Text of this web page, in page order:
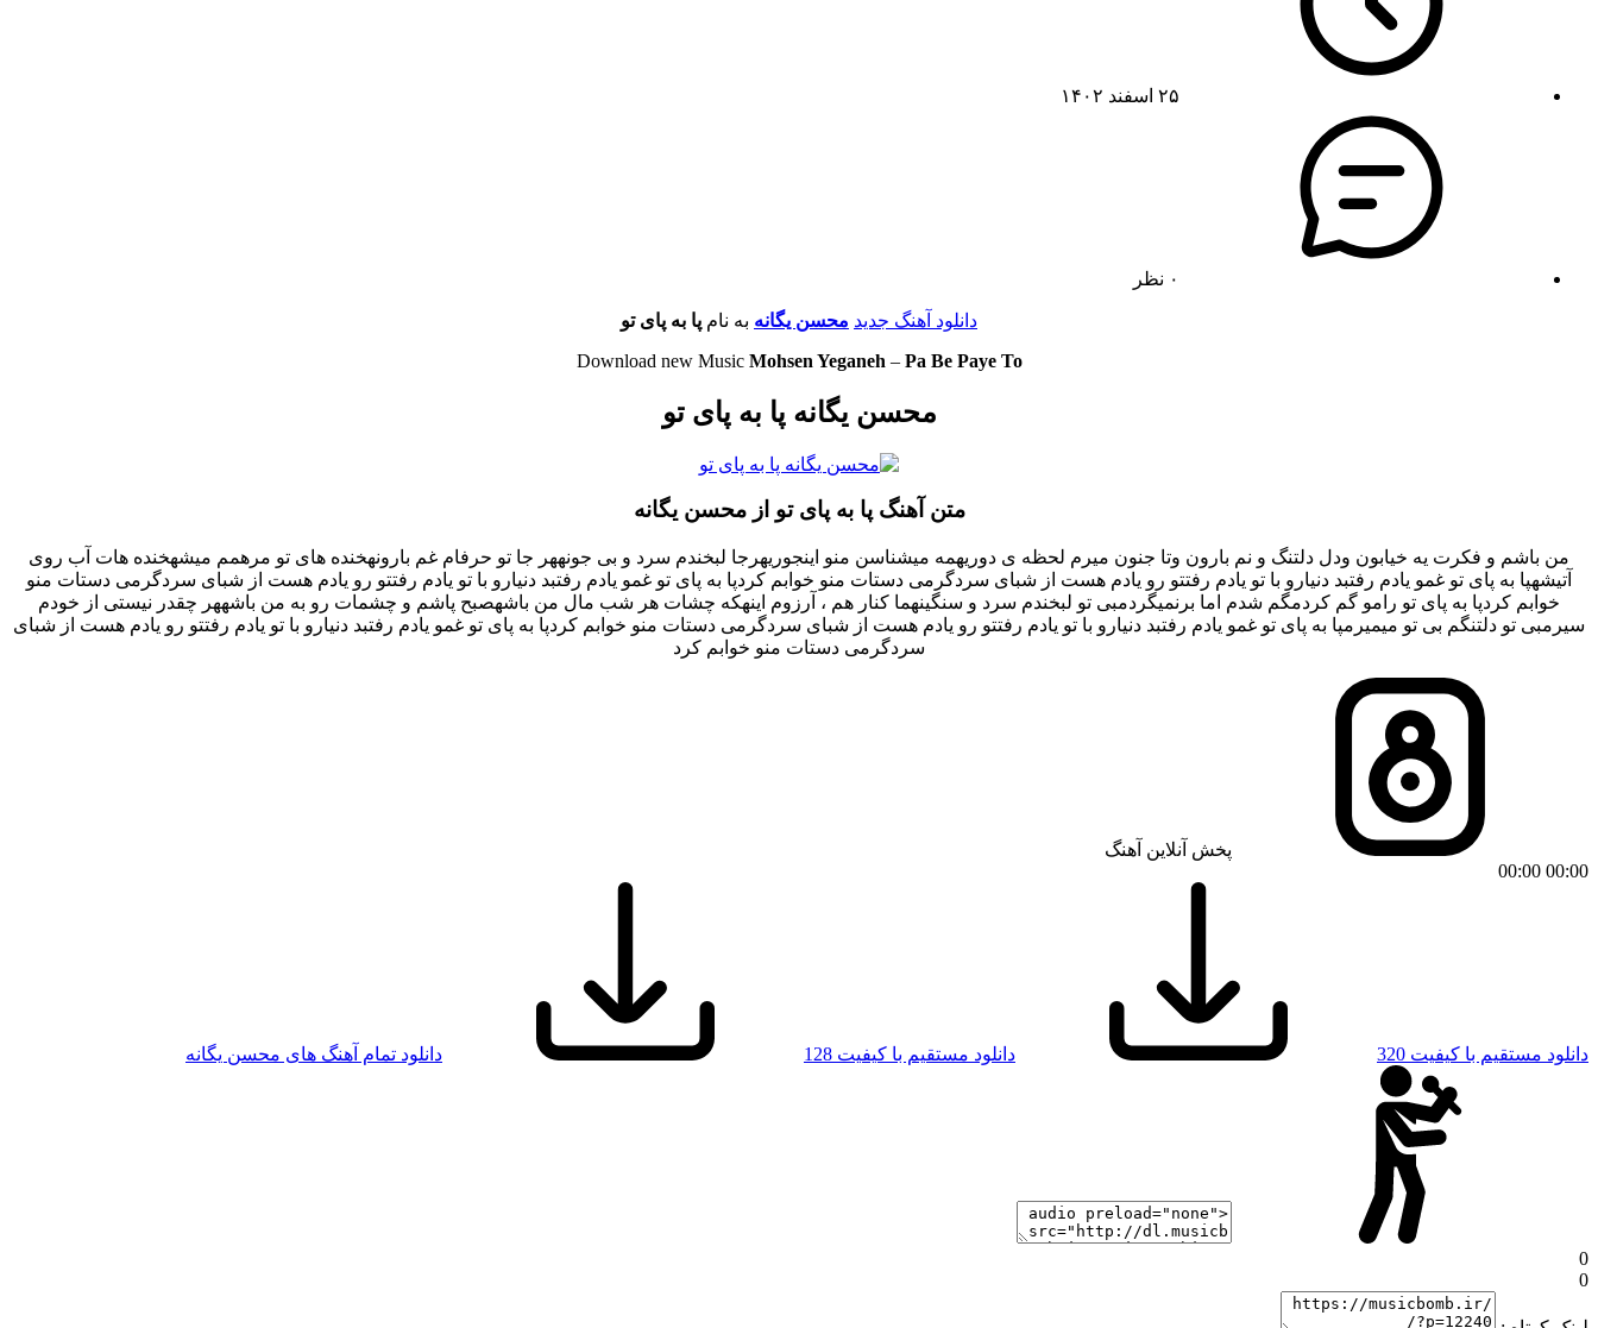
دانلود آهنگ جدید محسن یگانه به نام پا به پای تو
Download new Music Mohsen Yeganeh – Pa Be Paye To
محسن یگانه پا به پای تو
متن آهنگ پا به پای تو از محسن یگانه
من باشم و فکرت یه خیابون ودل دلتنگ و نم بارون وتا جنون میرم لحظه ی دوریهمه میشناسن منو اینجوریهرجا لبخندم سرد و بی جونههر جا تو حرفام غم بارونهخنده های تو مرهمم میشهخنده هات آب روی
آتیشهپا به پای تو غمو یادم رفتبد دنیارو با تو یادم رفتتو رو یادم هست از شبای سردگرمی دستات منو خوابم کردپا به پای تو غمو یادم رفتبد دنیارو با تو یادم رفتتو رو یادم هست از شبای سردگرمی دستات منو
خوابم کردپا به پای تو رامو گم کردمگم شدم اما برنمیگردمبی تو لبخندم سرد و سنگینهما کنار هم ، آرزوم اینهکه چشات هر شب مال من باشهصبح پاشم و چشمات رو به من باشههر چقدر نیستی از خودم
سیرمبی تو دلتنگم بی تو میمیرمپا به پای تو غمو یادم رفتبد دنیارو با تو یادم رفتتو رو یادم هست از شبای سردگرمی دستات منو خوابم کردپا به پای تو غمو یادم رفتبد دنیارو با تو یادم رفتتو رو یادم هست از شبای
سردگرمی دستات منو خوابم کرد
پخش آنلاین آهنگ
00:00
00:00
دانلود مستقیم با کیفیت 320 دانلود مستقیم با کیفیت 128 دانلود تمام آهنگ های محسن یگانه
0
0